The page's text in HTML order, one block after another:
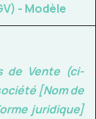
- Modèle
de Vente (ci-
[Nom de
juridique]